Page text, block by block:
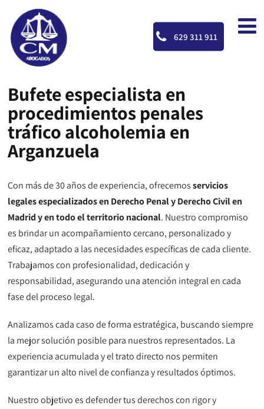
629 311 911
Bufete especialista en
procedimientos penales
tráfico alcoholemia en
Arganzuela
Con más de 30 años de experiencia, ofrecemosservicios
legales especializados en Derecho Penal y Derecho Civil en
Madrid y en todo el territorio nacional. Nuestro compromiso
es brindar un acompañamiento cercano, personalizado y
eficaz, adaptado a las necesidades específicas de cada cliente.
Trabajamos con profesionalidad, dedicación y
responsabilidad, asegurando una atención integral en cada
fase del proceso legal.
Analizamos cada caso de forma estratégica, buscando siempre
la mejor solución posible para nuestros representados. La
experiencia acumulada y el trato directo nos permiten
garantizar un alto nivel de confianza y resultados óptimos.
Nuestro objetivo es defender tus derechos con rigor y